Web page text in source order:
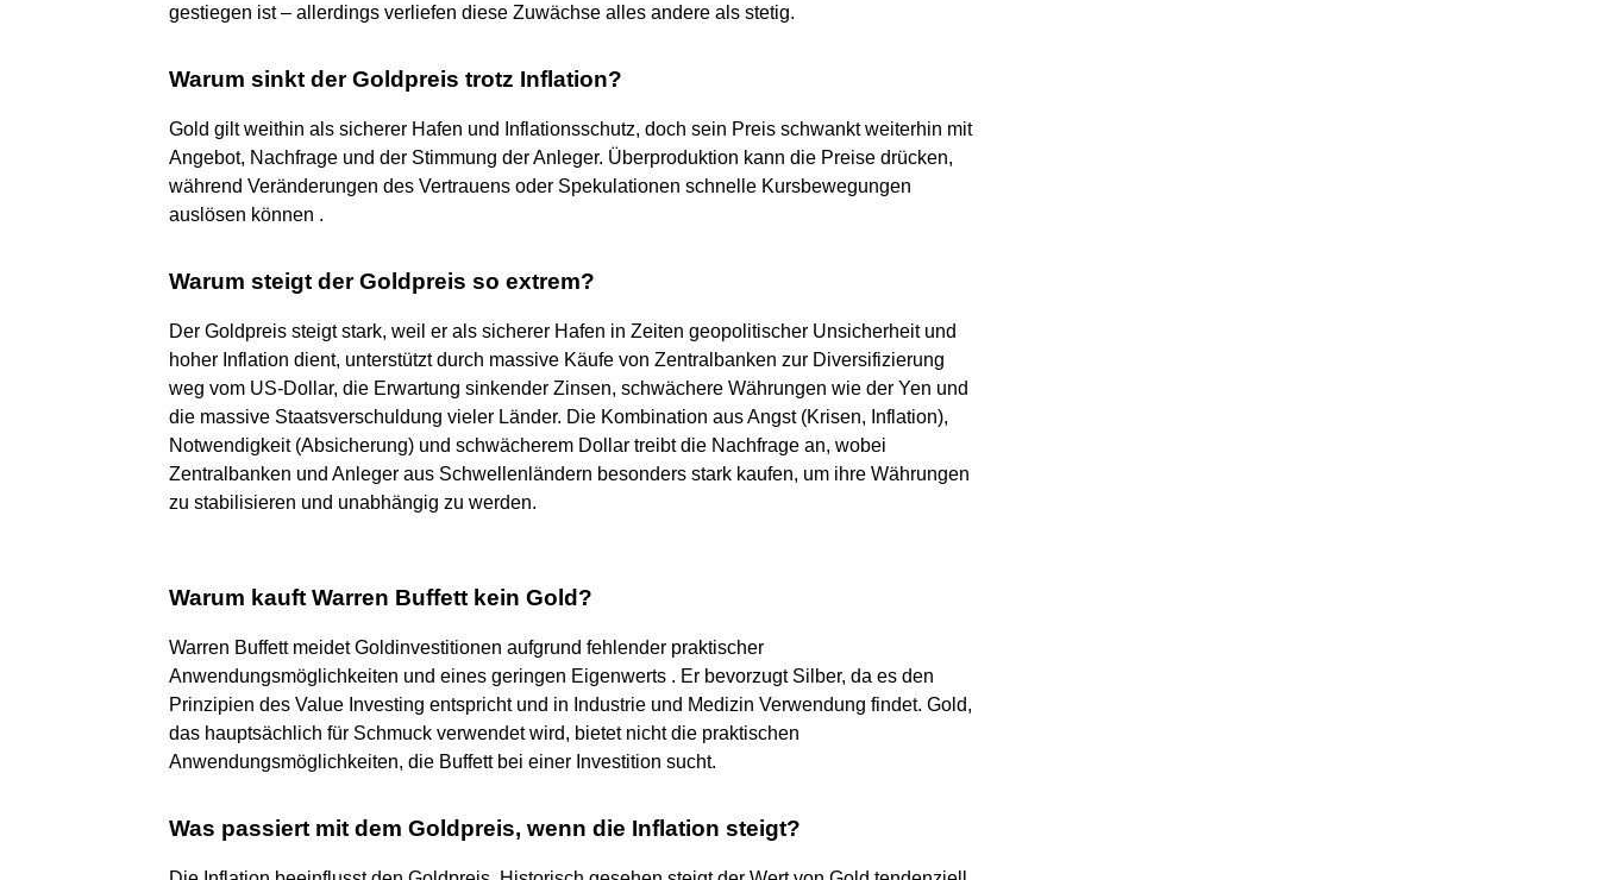
gestiegen ist – allerdings verliefen diese Zuwächse alles andere als stetig.
Warum sinkt der Goldpreis trotz Inflation?
Gold gilt weithin als sicherer Hafen und Inflationsschutz, doch sein Preis schwankt weiterhin mit
Angebot, Nachfrage und der Stimmung der Anleger. Überproduktion kann die Preise drücken,
während Veränderungen des Vertrauens oder Spekulationen schnelle Kursbewegungen
auslösen können .
Warum steigt der Goldpreis so extrem?
Der Goldpreis steigt stark, weil er als sicherer Hafen in Zeiten geopolitischer Unsicherheit und
hoher Inflation dient, unterstützt durch massive Käufe von Zentralbanken zur Diversifizierung
weg vom US-Dollar, die Erwartung sinkender Zinsen, schwächere Währungen wie der Yen und
die massive Staatsverschuldung vieler Länder. Die Kombination aus Angst (Krisen, Inflation),
Notwendigkeit (Absicherung) und schwächerem Dollar treibt die Nachfrage an, wobei
Zentralbanken und Anleger aus Schwellenländern besonders stark kaufen, um ihre Währungen
zu stabilisieren und unabhängig zu werden.
Warum kauft Warren Buffett kein Gold?
Warren Buffett meidet Goldinvestitionen aufgrund fehlender praktischer
Anwendungsmöglichkeiten und eines geringen Eigenwerts . Er bevorzugt Silber, da es den
Prinzipien des Value Investing entspricht und in Industrie und Medizin Verwendung findet. Gold,
das hauptsächlich für Schmuck verwendet wird, bietet nicht die praktischen
Anwendungsmöglichkeiten, die Buffett bei einer Investition sucht.
Was passiert mit dem Goldpreis, wenn die Inflation steigt?